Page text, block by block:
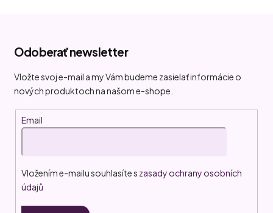
Odoberať newsletter
Vložte svoj e-mail a my Vám budeme zasielať informácie o
nových produktoch na našom e-shope.
Email
Vložením e-mailu souhlasíte s zasady ochrany osobních
údajů